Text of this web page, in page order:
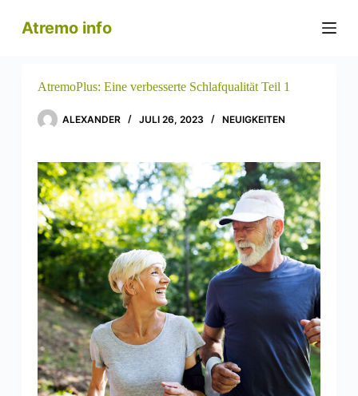
Atremo info
AtremoPlus: Eine verbesserte Schlafqualität Teil 1
ALEXANDER JULI 26, 2023 NEUIGKEITEN